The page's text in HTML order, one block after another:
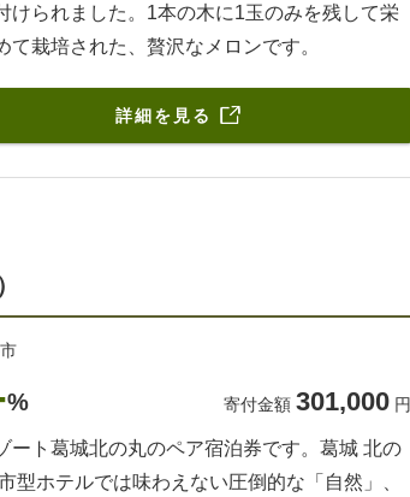
けられました。1本の木に1玉のみを残して栄
て栽培された、贅沢なメロンです。
詳細を見る
% 寄付金額 301,000 円
ート葛城北の丸のペア宿泊券です。葛城 北の
型ホテルでは味わえない圧倒的な「自然」、